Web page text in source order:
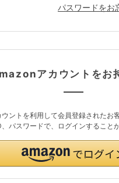
パスワードをお
アカウントをお
ントを利用して会員登録されたお客
パスワードで、ログインすることが